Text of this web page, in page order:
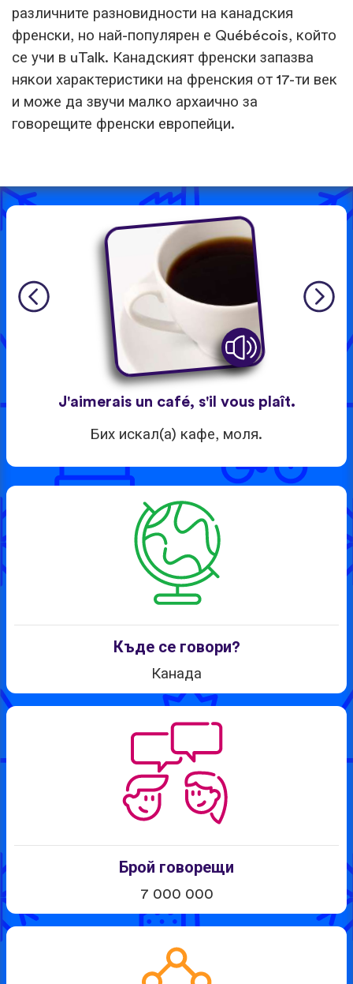
различните разновидности на канадския
френски, но най-популярен е Québécois, който
се учи в uTalk. Канадският френски запазва
някои характеристики на френския от 17-ти век
и може да звучи малко архаично за
говорещите френски европейци.
J'aimerais un café, s'il vous plaît.
Бих искал(а) кафе, моля.
Къде се говори?
Канада
Брой говорещи
7 000 000